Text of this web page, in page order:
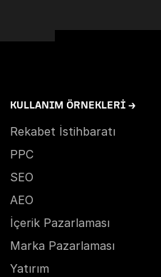
KULLANIM ÖRNEKLERI →
Rekabet İstihbaratı
PPC
SEO
AEO
İçerik Pazarlaması
Marka Pazarlaması
Yatırım